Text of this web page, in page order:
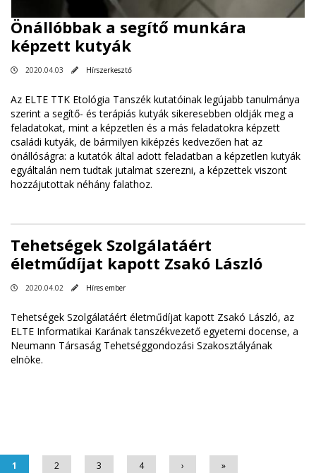
Önállóbbak a segítő munkára
képzett kutyák
2020.04.03 Hírszerkesztő
Az ELTE TTK Etológia Tanszék kutatóinak legújabb tanulmánya
szerint a segítő- és terápiás kutyák sikeresebben oldják meg a
feladatokat, mint a képzetlen és a más feladatokra képzett
családi kutyák, de bármilyen kiképzés kedvezően hat az
önállóságra: a kutatók által adott feladatban a képzetlen kutyák
egyáltalán nem tudtak jutalmat szerezni, a képzettek viszont
hozzájutottak néhány falathoz.
Tehetségek Szolgálatáért
életműdíjat kapott Zsakó László
2020.04.02 Híres ember
Tehetségek Szolgálatáért életműdíjat kapott Zsakó László, az
ELTE Informatikai Karának tanszékvezető egyetemi docense, a
Neumann Társaság Tehetséggondozási Szakosztályának
elnöke.
1 2 3 4 › »